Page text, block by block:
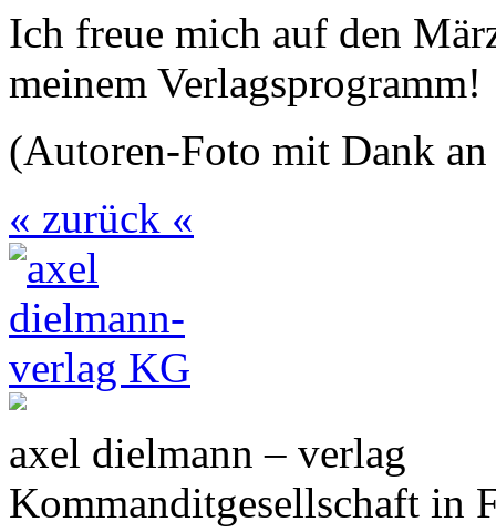
Ich freue mich auf den
meinem Verlagsprogramm!
(Autoren-Foto mit Dank
« zurück «
axel dielmann – verlag
Kommanditgesellschaft in